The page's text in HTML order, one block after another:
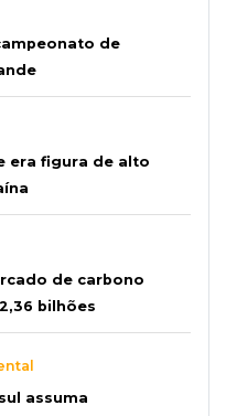
de
era figura de alto
de carbono
bilhões
assuma